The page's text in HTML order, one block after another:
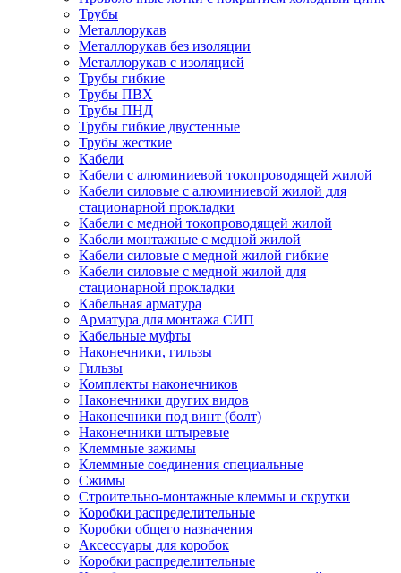
Трубы
Металлорукав
Металлорукав без изоляции
Металлорукав с изоляцией
Трубы гибкие
Трубы ПВХ
Трубы ПНД
Трубы гибкие двустенные
Трубы жесткие
Кабели
Кабели с алюминиевой токопроводящей жилой
Кабели силовые с алюминиевой жилой для
стационарной прокладки
Кабели с медной токопроводящей жилой
Кабели монтажные с медной жилой
Кабели силовые с медной жилой гибкие
Кабели силовые с медной жилой для
стационарной прокладки
Кабельная арматура
Арматура для монтажа СИП
Кабельные муфты
Наконечники, гильзы
Гильзы
Комплекты наконечников
Наконечники других видов
Наконечники под винт (болт)
Наконечники штыревые
Клеммные зажимы
Клеммные соединения специальные
Сжимы
Строительно-монтажные клеммы и скрутки
Коробки распределительные
Коробки общего назначения
Аксессуары для коробок
Коробки распределительные